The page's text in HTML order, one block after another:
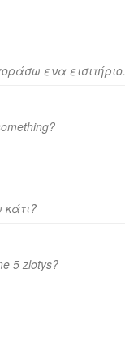
ενα εισιτήριο.
5 zlotys?